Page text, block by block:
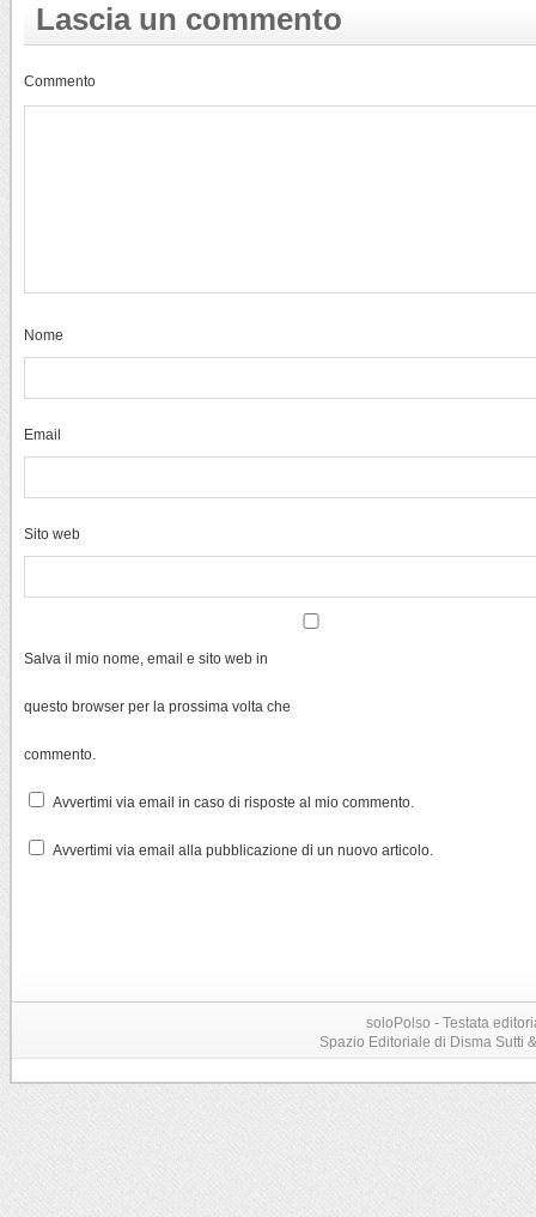
Lascia un commento
Commento
Nome
Email
Sito web
Salva il mio nome, email e sito web in
questo browser per la prossima volta che
commento.
Avvertimi via email in caso di risposte al mio commento.
Avvertimi via email alla pubblicazione di un nuovo articolo.
soloPolso - Testata
Spazio Editoriale di Disma Sutti